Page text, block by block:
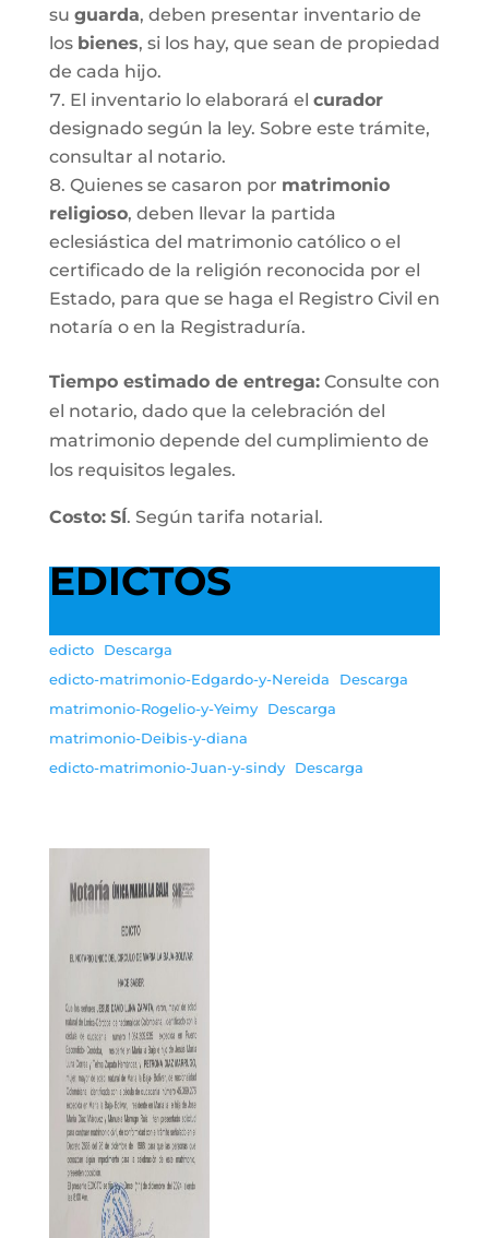
su guarda, deben presentar inventario de
los bienes, si los hay, que sean de propiedad
de cada hijo.
El inventario lo elaborará el curador
designado según la ley. Sobre este trámite,
consultar al notario.
Quienes se casaron por matrimonio
religioso, deben llevar la partida
eclesiástica del matrimonio católico o el
certificado de la religión reconocida por el
Estado, para que se haga el Registro Civil en
notaría o en la Registraduría.
Tiempo estimado de entrega:Consulte con
el notario, dado que la celebración del
matrimonio depende del cumplimiento de
los requisitos legales.
Costo: SÍ. Según tarifa notarial.
EDICTOS
edicto
Descarga
edicto-matrimonio-Edgardo-y-Nereida
Descarga
matrimonio-Rogelio-y-Yeimy
Descarga
matrimonio-Deibis-y-diana
edicto-matrimonio-Juan-y-sindy
Descarga